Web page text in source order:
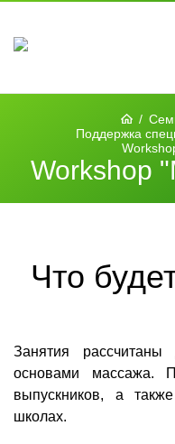
/
Поддержка
Workshop
Что
Занятия
основами массажа.
выпускников, а
школах.